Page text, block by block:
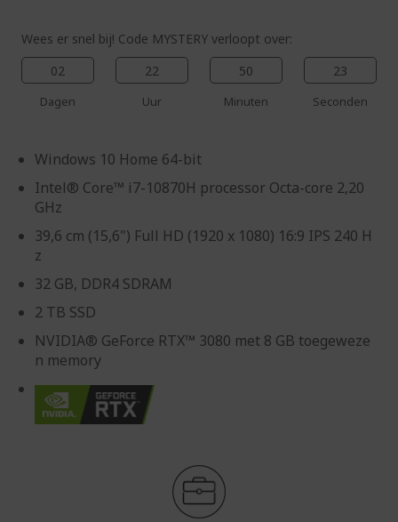
Wees er snel bij! Code MYSTERY verloopt over:
02
Dagen
22
Uur
50
Minuten
22
Seconden
Windows 10 Home 64-bit
Intel® Core™ i7-10870H processor Octa-core 2,20
GHz
39,6 cm (15,6") Full HD (1920 x 1080) 16:9 IPS 240 H
z
32 GB, DDR4 SDRAM
2 TB SSD
NVIDIA® GeForce RTX™ 3080 met 8 GB toegeweze
n memory